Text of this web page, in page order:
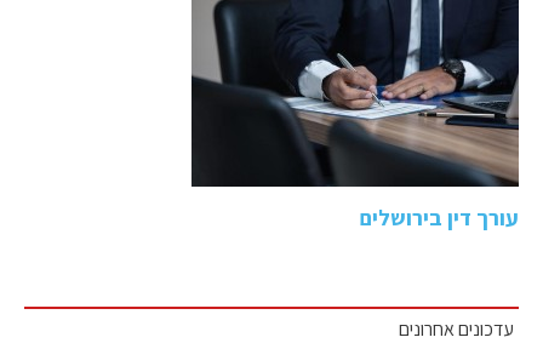
עורך דין בירושלים
עדכונים אחרונים